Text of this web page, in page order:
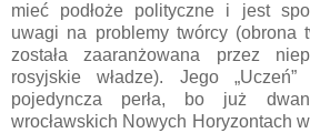
mieć podłoże polityczne i jest
uwagi na problemy twórcy (obrona
została zaaranżowana przez
rosyjskie władze). Jego
pojedyncza perła, bo już
wrocławskich Nowych Horyzontach